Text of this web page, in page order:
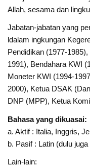
Allah, sesama dan
Jabatan-jabatan yang
ldalam ingkungan
Pendidikan (1977-
1991), Bendahara KWI
Moneter KWI (1994-
2000), Ketua DSAK
DNP (MPP), Ketua
Bahasa yang dikuasai:
a. Aktif : Italia, Inggris,
b. Pasif : Latin (dulu juga
Lain-lain: